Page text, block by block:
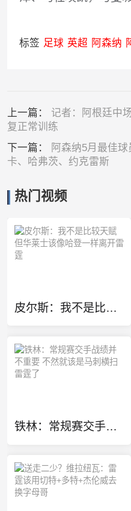
标签 足球 英超 阿森纳
上一篇： 记者：阿根廷中
复正常训练
下一篇：
阿森纳5月最佳
卡、哈弗茨、约克雷斯
热门视频
皮尔斯：我不是比较天赋 但华莱士该像哈登一样离开雷霆
铁林：常规赛交手战绩并不重要 不然就该是马刺横扫雷霆了